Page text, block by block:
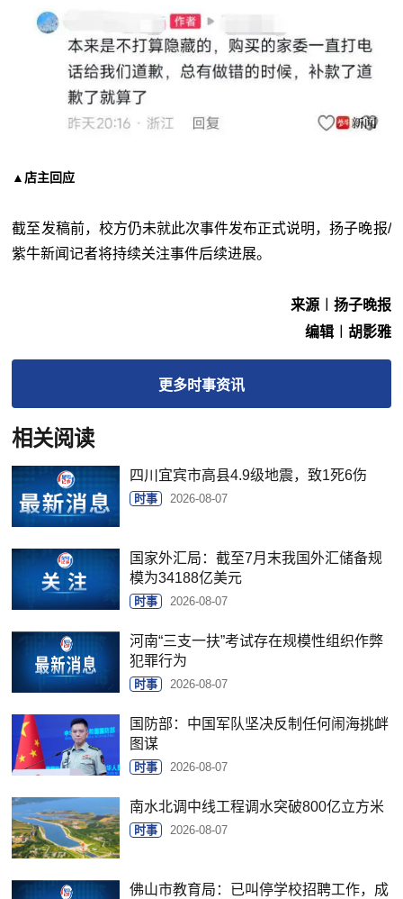
▲店主回应
截至发稿前，校方仍未就此次事件发布正式说明，扬子晚报/
紫牛新闻记者将持续关注事件后续进展。
来源︱扬子晚报
编辑︱胡影雅
更多时事资讯
相关阅读
四川宜宾市高县4.9级地震，致1死6伤
时事 2026-08-07
国家外汇局：截至7月末我国外汇储备规
模为34188亿美元
时事 2026-08-07
河南“三支一扶”考试存在规模性组织作弊
犯罪行为
时事 2026-08-07
国防部：中国军队坚决反制任何闹海挑衅
图谋
时事 2026-08-07
南水北调中线工程调水突破800亿立方米
时事 2026-08-07
佛山市教育局：已叫停学校招聘工作，成